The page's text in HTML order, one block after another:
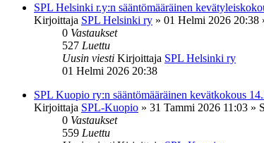
SPL Helsinki r.y:n sääntömääräinen
Kirjoittaja SPL Helsinki ry » 01 Helmi 2026 20:38
0 Vastaukset
527 Luettu
Uusin viesti Kirjoittaja SPL Helsinki ry
01 Helmi 2026 20:38
SPL Kuopio ry:n sääntömääräinen kevätkokous
Kirjoittaja SPL-Kuopio » 31 Tammi 2026 11:03 »
0 Vastaukset
559 Luettu